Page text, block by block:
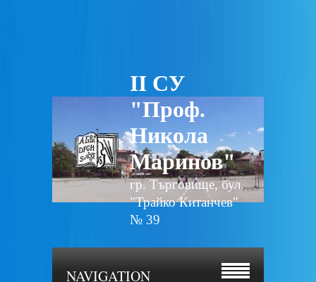
II СУ
"Проф.
Никола
Маринов"
гр. Търговище, бул.
"Трайко Китанчев"
№ 39
NAVIGATION